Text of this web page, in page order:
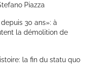
Piazza
30 ans»: à
la démolition de
la fin du statu quo